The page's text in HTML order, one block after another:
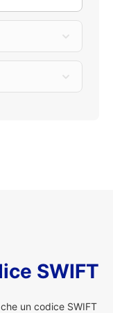
SWIFT
un codice SWIFT